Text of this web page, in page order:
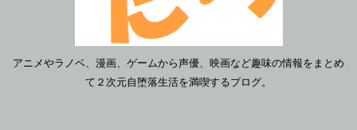
アニメやラノベ、漫画、ゲームから声優、映画など趣味の情報をまとめ
て２次元自堕落生活を満喫するブログ。